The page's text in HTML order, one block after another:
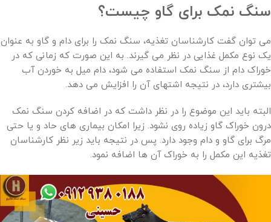
سنگ نمک برای گاو چیست؟
می توان گفت کارشناسان تغذیه، سنگ نمک را برای دام و گاو به عنوان
یک نوع مکمل غذایی در نظر می گیرند. به این صورت که زمانی که در
خوراک دام از سنگ نمک استفاده می شود، دام میل به خوردن آب
بیشتری دارد، در نتیجه اشتهای آن را افزایش می دهد.
البته باید این موضوع را در نظر داشت که در اضافه کردن سنگ نمک
درون خوراک گاو زیاده روی نشود. زیرا امکان بیماری های حاد و یا حتی
مرگ برای گاو و دام وجود دارد. پس در نتیجه باید زیر نظر کارشناسان
تغذیه این مکمل را به خوراک آن ها اضافه نمود.